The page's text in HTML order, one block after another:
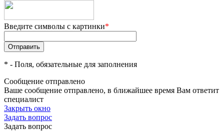
Введите символы с картинки*
* - Поля, обязательные для заполнения
Сообщение отправлено
Ваше сообщение отправлено, в ближайшее время Вам ответит
специалист
Закрыть окно
Задать вопрос
Задать вопрос